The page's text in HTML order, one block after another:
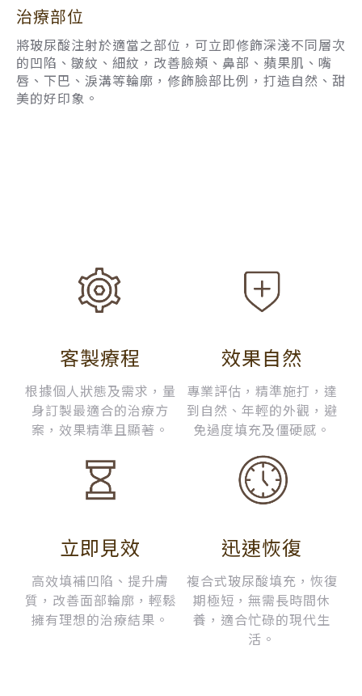
治療部位
將玻尿酸注射於適當之部位，可立即修飾深淺不同層次
的凹陷、皺紋、細紋，改善臉頰、鼻部、蘋果肌、嘴
唇、下巴、淚溝等輪廓，修飾臉部比例，打造自然、甜
美的好印象。
客製療程
根據個人狀態及需求，量
身訂製最適合的治療方
案，效果精準且顯著。
效果自然
專業評估，精準施打，達
到自然、年輕的外觀，避
免過度填充及僵硬感。
立即見效
高效填補凹陷、提升膚
質，改善面部輪廓，輕鬆
擁有理想的治療結果。
迅速恢復
複合式玻尿酸填充，恢復
期極短，無需長時間休
養，適合忙碌的現代生
活。